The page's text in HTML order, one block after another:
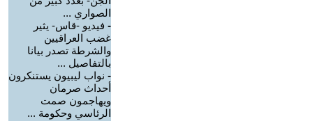
الصواري ...
- فيديو -قاس- يثير
غضب العراقيين
والشرطة تصدر بيانا
بالتفاصيل ...
- نواب ليبيون يستنكرون
أحداث صرمان
ويهاجمون صمت
الرئاسي وحكومة ...